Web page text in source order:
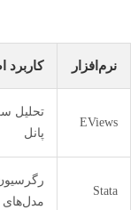
کاربرد
تحلیل
رگرسیون‌های
مدل‌های علّی